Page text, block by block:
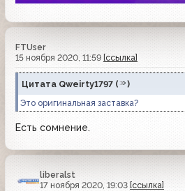
FTUser
15 ноября 2020, 11:59 [ссылка]
Цитата Qweirty1797 (
)
Это оригинальная заставка?
Есть сомнение.
liberalst
17 ноября 2020, 19:03 [ссылка]